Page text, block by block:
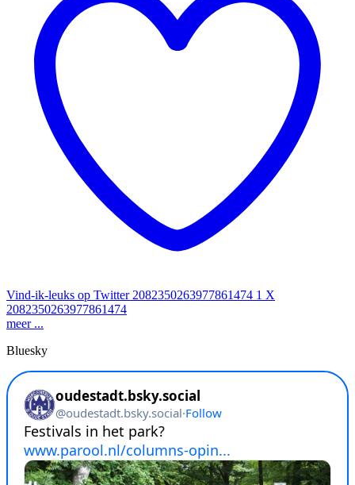
Vind-ik-leuks op Twitter 2082350263977861474 1 X
2082350263977861474
meer ...
Bluesky